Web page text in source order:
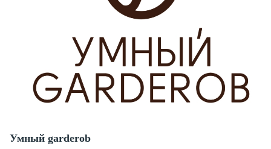
Умный garderob